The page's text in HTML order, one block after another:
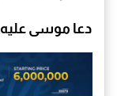
دعا موسى